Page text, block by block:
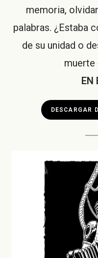
memoria,
palabras. ¿Estaba
de su unidad o
muerte
EN
DESCARGAR